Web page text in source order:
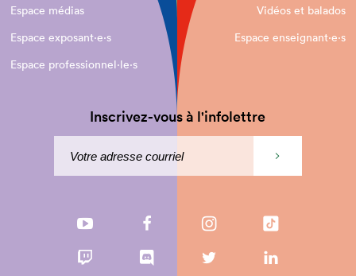
Espace médias
Vidéos et balados
Espace exposant·e⋅s
Espace enseignant·e⋅s
Espace professionnel·le⋅s
Inscrivez-vous à l'infolettre